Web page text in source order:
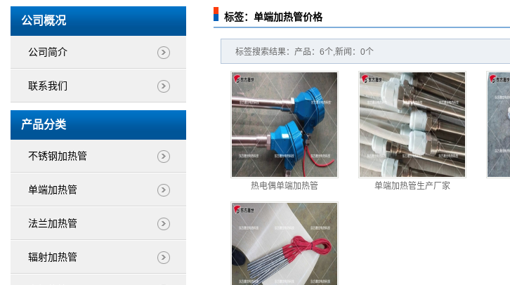
公司概况
公司简介
联系我们
产品分类
不锈钢加热管
单端加热管
法兰加热管
辐射加热管
标签：单端加热管价格
标签搜索结果：产品：6个,新闻：0个
热电偶单端加热管 单端加热管生产厂家